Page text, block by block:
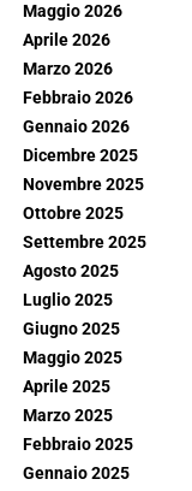
Maggio 2026
Aprile 2026
Marzo 2026
Febbraio 2026
Gennaio 2026
Dicembre 2025
Novembre 2025
Ottobre 2025
Settembre 2025
Agosto 2025
Luglio 2025
Giugno 2025
Maggio 2025
Aprile 2025
Marzo 2025
Febbraio 2025
Gennaio 2025